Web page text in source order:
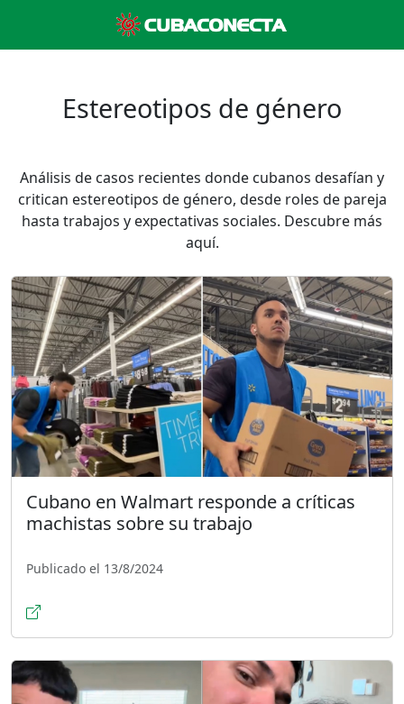
Estereotipos de género
Análisis de casos recientes donde cubanos desafían y
critican estereotipos de género, desde roles de pareja
hasta trabajos y expectativas sociales. Descubre más
aquí.
Cubano en Walmart responde a críticas
machistas sobre su trabajo
Publicado el 13/8/2024